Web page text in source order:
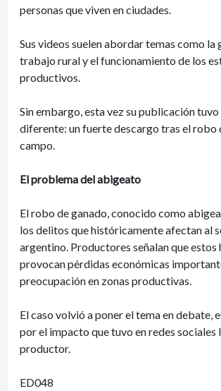
personas que viven en ciudades.
Sus videos suelen abordar temas como la
trabajo rural y el funcionamiento de los
productivos.
Sin embargo, esta vez su publicación tuvo
diferente: un fuerte descargo tras el robo
campo.
El problema del abigeato
El robo de ganado, conocido como
los delitos que históricamente afectan al
argentino. Productores señalan que estos
provocan pérdidas económicas
preocupación en zonas productivas.
El caso volvió a poner el tema en debate,
por el impacto que tuvo en redes sociales
productor.
ED048